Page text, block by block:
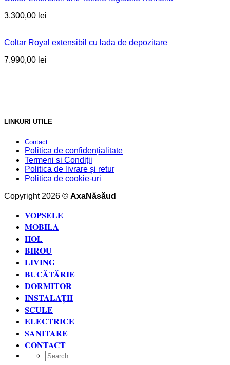
3.300,00 lei
Coltar Royal extensibil cu lada de depozitare
7.990,00 lei
LINKURI UTILE
Contact
Politica de confidențialitate
Termeni și Condiții
Politica de livrare și retur
Politica de cookie-uri
Copyright 2026 © AxaNăsăud
VOPSELE
MOBILA
HOL
BIROU
LIVING
BUCĂTĂRIE
DORMITOR
INSTALAȚII
SCULE
ELECTRICE
SANITARE
CONTACT
Search